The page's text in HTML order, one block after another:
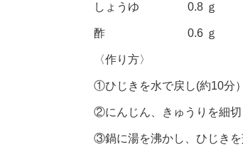
しょうゆ 0.8 ｇ
酢 0.6 ｇ
〈作り方〉
①ひじきを水で戻し(約10分
②にんじん、きゅうりを細切
③鍋に湯を沸かし、ひじきを